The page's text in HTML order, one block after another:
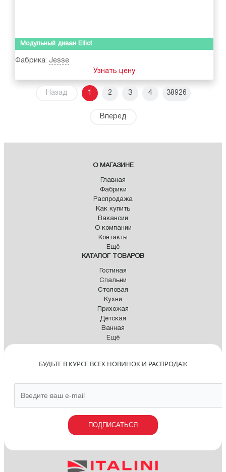
Модульный диван Elliot
Фабрика: Jesse
Узнать цену
Назад 1 2 3 4 38926
Вперед
О МАГАЗИНЕ
Главная
Фабрики
Распродажа
Как купить
Вакансии
О компании
Контакты
Ещё
КАТАЛОГ ТОВАРОВ
Гостиная
Спальни
Столовая
Кухни
Прихожая
Детская
Ванная
Ещё
БУДЬТЕ В КУРСЕ ВСЕХ НОВИНОК И РАСПРОДАЖ
ПОДПИСАТЬСЯ